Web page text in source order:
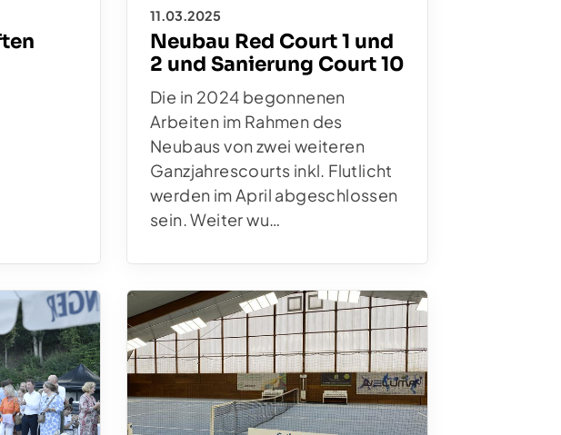
11.03.2025
Neubau Red Court 1 und
2 und Sanierung Court 10
Die in 2024 begonnenen
Arbeiten im Rahmen des
Neubaus von zwei weiteren
Ganzjahrescourts inkl. Flutlicht
werden im April abgeschlossen
sein. Weiter wu…
sein.
Folge uns auf Instagram